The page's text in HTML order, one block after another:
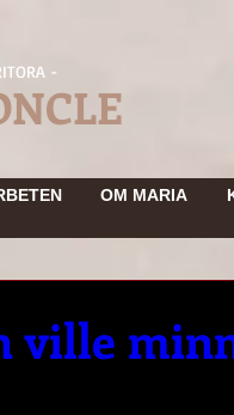
-
OM MARIA
ville